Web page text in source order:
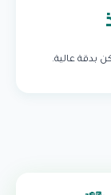
بدقة عالية.